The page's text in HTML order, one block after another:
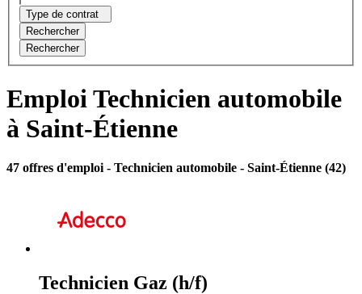
Type de contrat
Rechercher
Rechercher
Emploi Technicien automobile
à Saint-Étienne
47 offres d'emploi - Technicien automobile - Saint-Étienne (42)
Technicien Gaz (h/f)